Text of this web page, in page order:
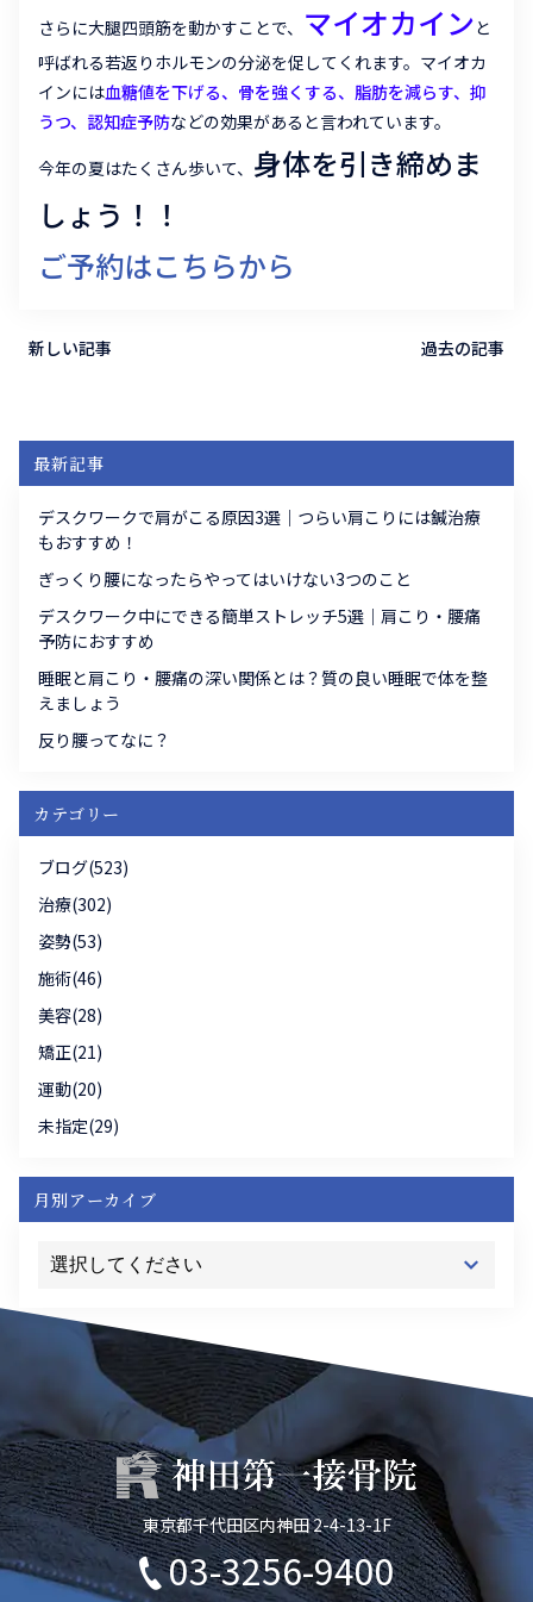
さらに大腿四頭筋を動かすことで、 マイオカインと
呼ばれる若返りホルモンの分泌を促してくれます。マイオカ
インには血糖値を下げる、骨を強くする、脂肪を減らす、抑
うつ、認知症予防などの効果があると言われています。
今年の夏はたくさん歩いて、 身体を引き締めま
しょう！！
ご予約はこちらから
新しい記事 過去の記事
最新記事
デスクワークで肩がこる原因3選｜つらい肩こりには鍼治療
もおすすめ！
ぎっくり腰になったらやってはいけない3つのこと
デスクワーク中にできる簡単ストレッチ5選｜肩こり・腰痛
予防におすすめ
睡眠と肩こり・腰痛の深い関係とは？質の良い睡眠で体を整
えましょう
反り腰ってなに？
カテゴリー
ブログ(523)
治療(302)
姿勢(53)
施術(46)
美容(28)
矯正(21)
運動(20)
未指定(29)
月別アーカイブ
東京都千代田区内神田 2-4-13-1F
03-3256-9400